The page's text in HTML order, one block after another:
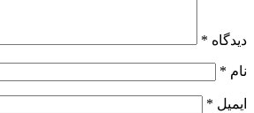
دیدگاه *
نام *
ایمیل *